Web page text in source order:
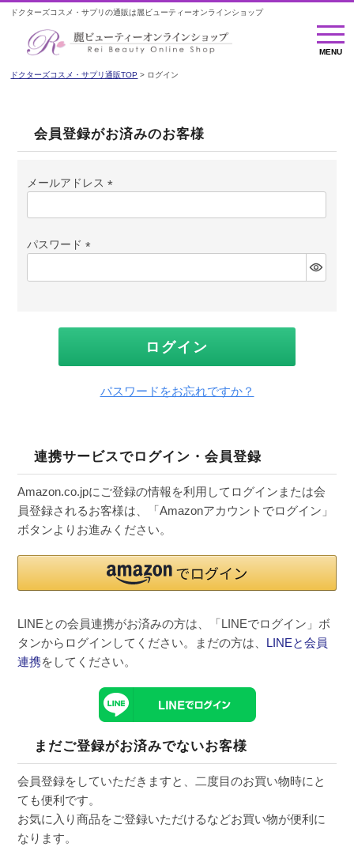
ドクターズコスメ・サプリの通販は麗ビューティーオンラインショップ
MENU
MENU
ドクターズコスメ・サプリ通販TOP ログイン
会員登録がお済みのお客様
メールアドレス
須)
パスワード
須)
ログイン
パスワードをお忘れですか？
連携サービスでログイン・会員登録
Amazon.co.jpにご登録の情報を利用してログインまたは会
員登録されるお客様は、「Amazonアカウントでログイン」
ボタンよりお進みください。
LINEとの会員連携がお済みの方は、「LINEでログイン」ボ
タンからログインしてください。まだの方は、 LINEと会員
連携をしてください。
まだご登録がお済みでないお客様
会員登録をしていただきますと、二度目のお買い物時にと
ても便利です。
お気に入り商品をご登録いただけるなどお買い物が便利に
なります。